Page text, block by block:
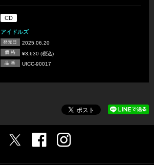
CD
アイドルズ
発売日 2025.06.20
価 格 ¥3,630 (税込)
品 番 UICC-90017